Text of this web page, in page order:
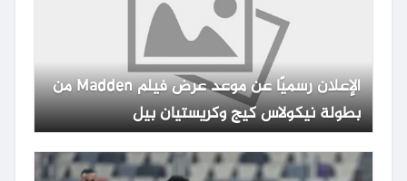
الإعلان رسميًا عن موعد عرض فيلم Madden من
بطولة نيكولاس كيج وكريستيان بيل